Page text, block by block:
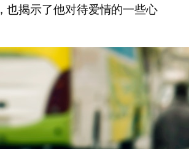
也揭示了他对待爱情的一些心